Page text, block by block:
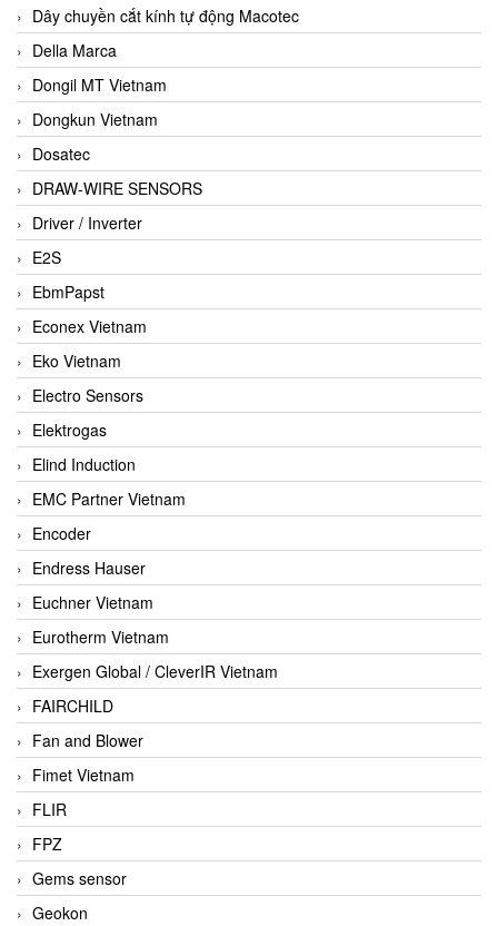
Dây chuyền cắt kính tự động Macotec
Della Marca
Dongil MT Vietnam
Dongkun Vietnam
Dosatec
DRAW-WIRE SENSORS
Driver / Inverter
E2S
EbmPapst
Econex Vietnam
Eko Vietnam
Electro Sensors
Elektrogas
Elind Induction
EMC Partner Vietnam
Encoder
Endress Hauser
Euchner Vietnam
Eurotherm Vietnam
Exergen Global / CleverIR Vietnam
FAIRCHILD
Fan and Blower
Fimet Vietnam
FLIR
FPZ
Gems sensor
Geokon